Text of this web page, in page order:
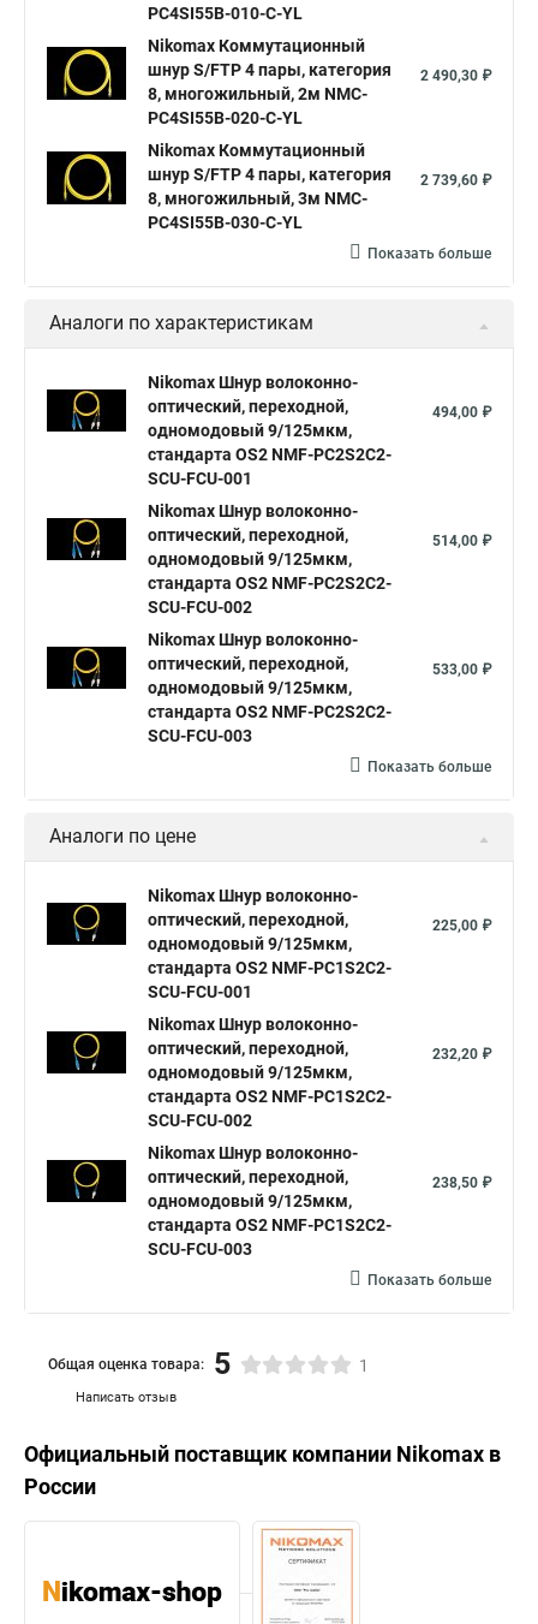
PC4SI55B-010-C-YL
Nikomax Коммутационный
шнур S/FTP 4 пары, категория
8, многожильный, 2м NMC-
PC4SI55B-020-C-YL
2 490,30 ₽
Nikomax Коммутационный
шнур S/FTP 4 пары, категория
8, многожильный, 3м NMC-
PC4SI55B-030-C-YL
2 739,60 ₽
Показать больше
Аналоги по характеристикам
Nikomax Шнур волоконно-
оптический, переходной,
одномодовый 9/125мкм,
стандарта OS2 NMF-PC2S2C2-
SCU-FCU-001
494,00 ₽
Nikomax Шнур волоконно-
оптический, переходной,
одномодовый 9/125мкм,
стандарта OS2 NMF-PC2S2C2-
SCU-FCU-002
514,00 ₽
Nikomax Шнур волоконно-
оптический, переходной,
одномодовый 9/125мкм,
стандарта OS2 NMF-PC2S2C2-
SCU-FCU-003
533,00 ₽
Показать больше
Аналоги по цене
Nikomax Шнур волоконно-
оптический, переходной,
одномодовый 9/125мкм,
стандарта OS2 NMF-PC1S2C2-
SCU-FCU-001
225,00 ₽
Nikomax Шнур волоконно-
оптический, переходной,
одномодовый 9/125мкм,
стандарта OS2 NMF-PC1S2C2-
SCU-FCU-002
232,20 ₽
Nikomax Шнур волоконно-
оптический, переходной,
одномодовый 9/125мкм,
стандарта OS2 NMF-PC1S2C2-
SCU-FCU-003
238,50 ₽
Показать больше
Написать отзыв
Общая оценка товара: 5 1
Официальный поставщик компании Nikomax в
России